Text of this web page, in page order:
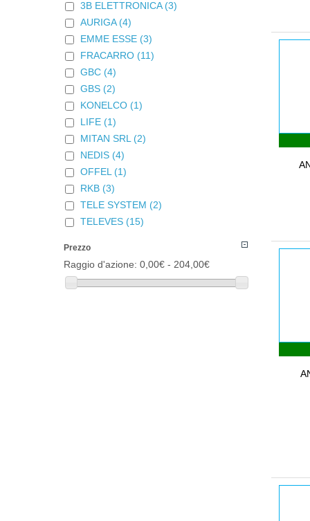
3B ELETTRONICA (3)
AURIGA (4)
EMME ESSE (3)
FRACARRO (11)
GBC (4)
GBS (2)
KONELCO (1)
LIFE (1)
MITAN SRL (2)
NEDIS (4)
OFFEL (1)
RKB (3)
TELE SYSTEM (2)
TELEVES (15)
Prezzo
Raggio d'azione: 0,00€ - 204,00€